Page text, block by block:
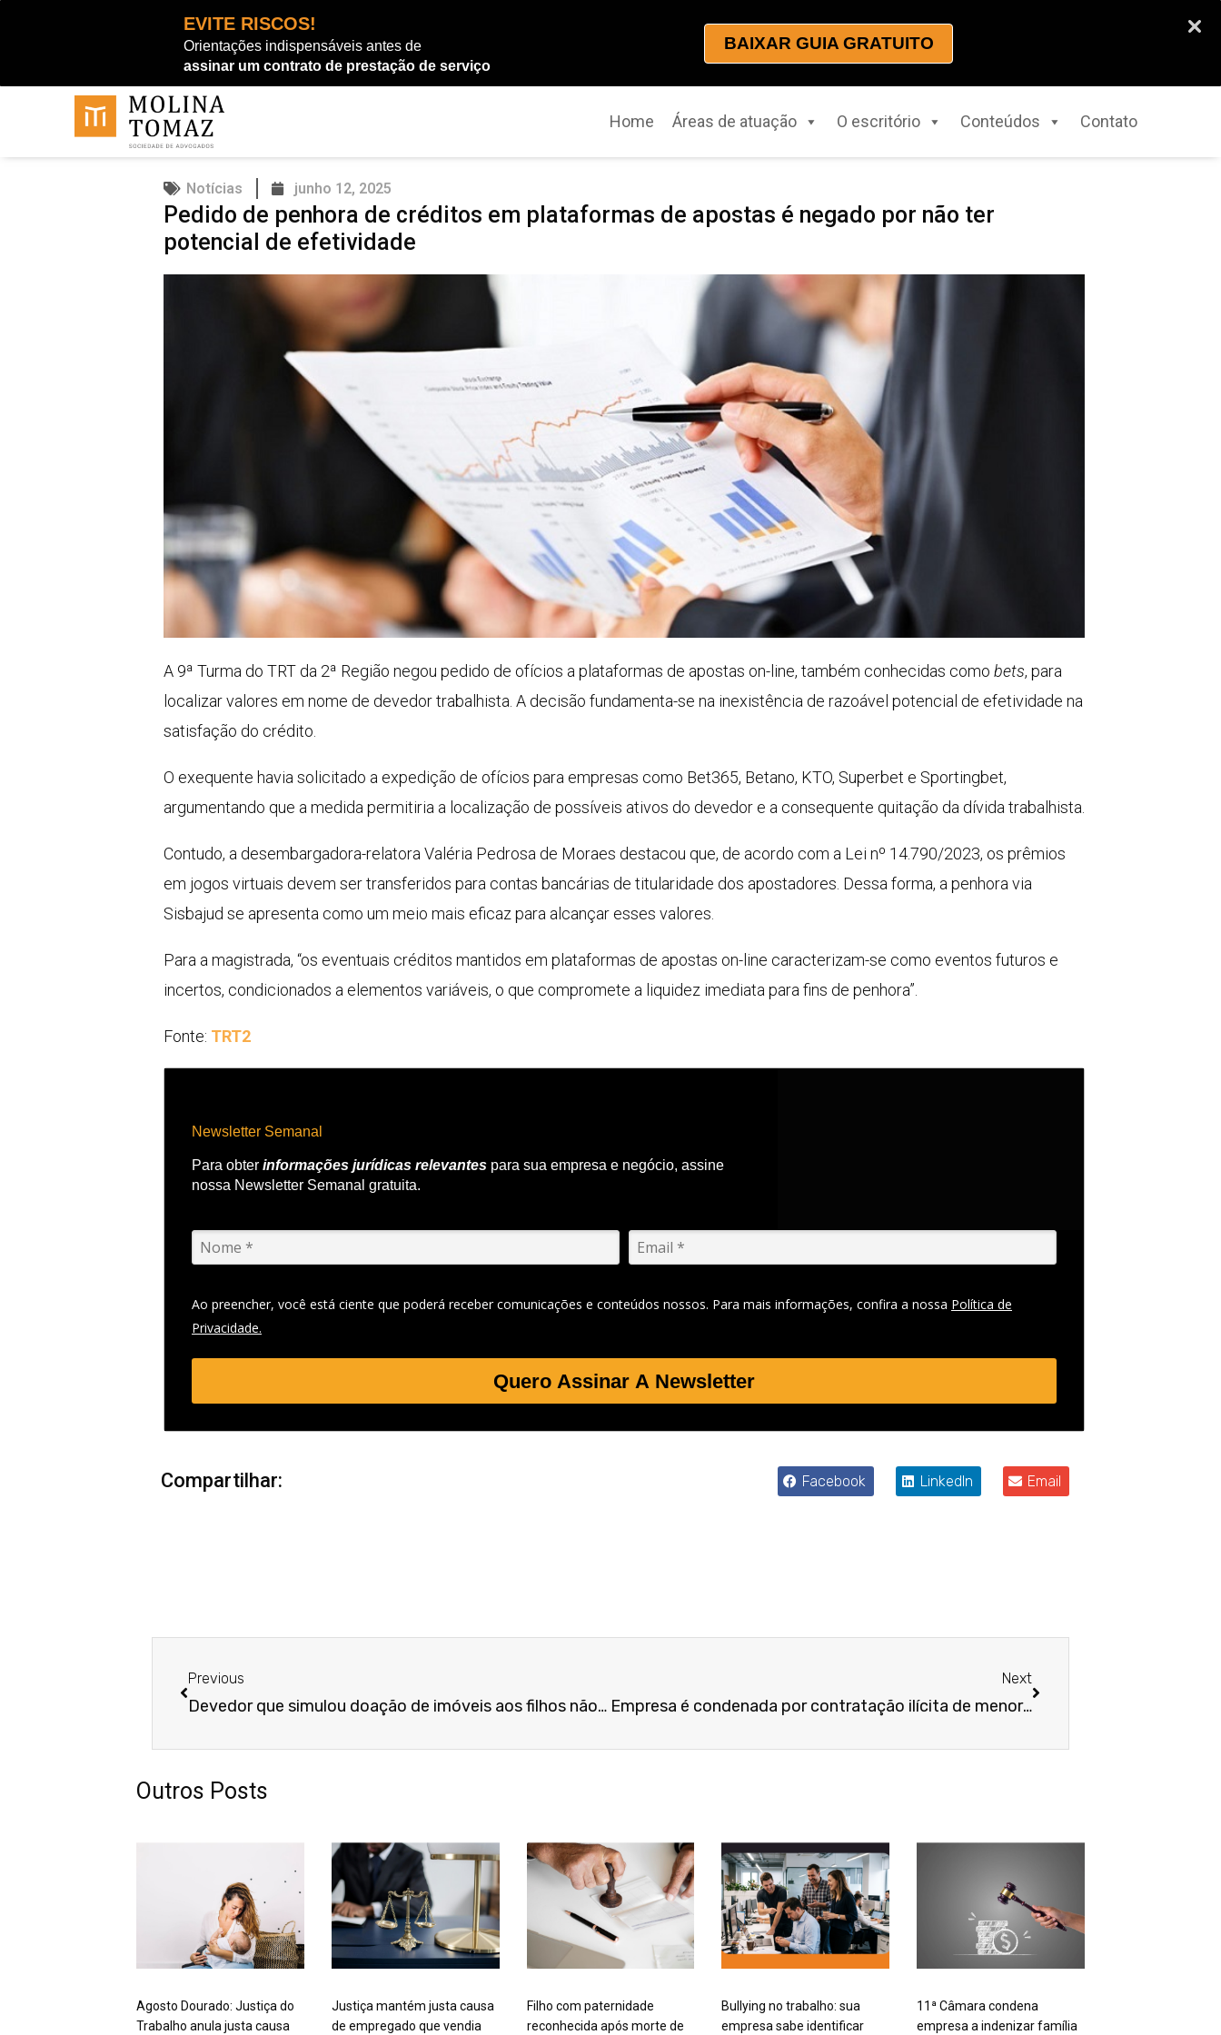
EVITE RISCOS!
Orientações indispensáveis antes de
assinar um contrato de prestação de serviço
BAIXAR GUIA GRATUITO
conteúdo
Home Áreas de atuação O escritório Conteúdos Contato
Notícias junho 12, 2025
Pedido de penhora de créditos em plataformas de apostas é negado por não ter
potencial de efetividade
A 9ª Turma do TRT da 2ª Região negou pedido de ofícios a plataformas de apostas on-line, também conhecidas como bets, para
localizar valores em nome de devedor trabalhista. A decisão fundamenta-se na inexistência de razoável potencial de efetividade na
satisfação do crédito.
O exequente havia solicitado a expedição de ofícios para empresas como Bet365, Betano, KTO, Superbet e Sportingbet,
argumentando que a medida permitiria a localização de possíveis ativos do devedor e a consequente quitação da dívida trabalhista.
Contudo, a desembargadora-relatora Valéria Pedrosa de Moraes destacou que, de acordo com a Lei nº 14.790/2023, os prêmios
em jogos virtuais devem ser transferidos para contas bancárias de titularidade dos apostadores. Dessa forma, a penhora via
Sisbajud se apresenta como um meio mais eficaz para alcançar esses valores.
Para a magistrada, “os eventuais créditos mantidos em plataformas de apostas on-line caracterizam-se como eventos futuros e
incertos, condicionados a elementos variáveis, o que compromete a liquidez imediata para fins de penhora”.
Fonte: TRT2
Newsletter Semanal
Para obter informações jurídicas relevantes para sua empresa e negócio, assine
nossa Newsletter Semanal gratuita.
Ao preencher, você está ciente que poderá receber comunicações e conteúdos nossos. Para mais informações, confira a nossa Política de
Privacidade.
Quero Assinar A Newsletter
Compartilhar: Facebook LinkedIn Email
Previous
Devedor que simulou doação de imóveis aos filhos não consegue anular decisão
Next
Empresa é condenada por contratação ilícita de menor que sofreu acidente fatal atuando em uma das piores formas de trabalho infantil
Outros Posts
Agosto Dourado: Justiça do
Trabalho anula justa causa
Justiça mantém justa causa
de empregado que vendia
Filho com paternidade
reconhecida após morte de
Bullying no trabalho: sua
empresa sabe identificar
11ª Câmara condena
empresa a indenizar família